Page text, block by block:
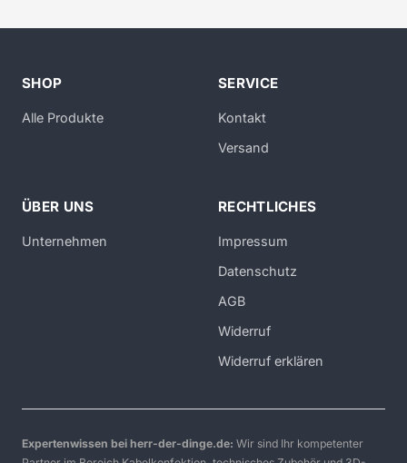
SHOP
Alle Produkte
SERVICE
Kontakt
Versand
ÜBER UNS
Unternehmen
RECHTLICHES
Impressum
Datenschutz
AGB
Widerruf
Widerruf erklären
Expertenwissen bei herr-der-dinge.de: Wir sind Ihr kompetenter